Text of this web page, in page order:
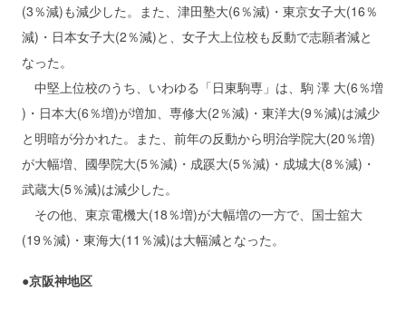
(3％減)も減少した。また、津田塾大(6％減)・東京女子大(16％
減)・日本女子大(2％減)と、女子大上位校も反動で志願者減と
なった。
中堅上位校のうち、いわゆる「日東駒専」は、駒 澤 大(6％増
)・日本大(6％増)が増加、専修大(2％減)・東洋大(9％減)は減少
と明暗が分かれた。また、前年の反動から明治学院大(20％増)
が大幅増、國學院大(5％減)・成蹊大(5％減)・成城大(8％減)・
武蔵大(5％減)は減少した。
その他、東京電機大(18％増)が大幅増の一方で、国士舘大
(19％減)・東海大(11％減)は大幅減となった。
●京阪神地区